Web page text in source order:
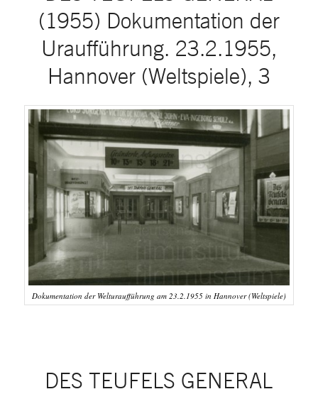
(1955) Dokumentation der
Uraufführung. 23.2.1955,
Hannover (Weltspiele), 3
Dokumentation der Welturaufführung am 23.2.1955 in Hannover (Weltspiele)
DES TEUFELS GENERAL